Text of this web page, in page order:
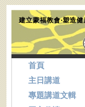
建立蒙福教會‧塑造
首頁
主日講道
專題講道文輯